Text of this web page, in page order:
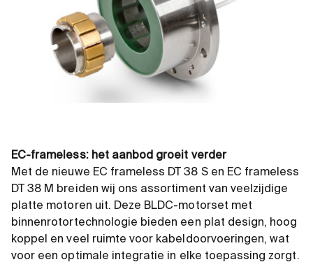
EC-frameless: het aanbod groeit verder
Met de nieuwe EC frameless DT 38 S en EC frameless
DT 38 M breiden wij ons assortiment van veelzijdige
platte motoren uit. Deze BLDC-motorset met
binnenrotortechnologie bieden een plat design, hoog
koppel en veel ruimte voor kabeldoorvoeringen, wat
voor een optimale integratie in elke toepassing zorgt.